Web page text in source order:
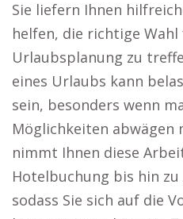
Sie liefern Ihnen
helfen, die richtige
Urlaubsplanung zu
eines Urlaubs kann
sein, besonders wenn
Möglichkeiten abwägen
nimmt Ihnen diese
Hotelbuchung bis hin
sodass Sie sich auf die